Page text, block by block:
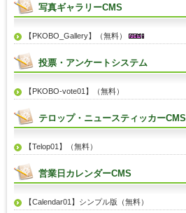
写真ギャラリーCMS
【PKOBO_Gallery】（無料）
投票・アンケートシステム
【PKOBO-vote01】（無料）
テロップ・ニュースティッカーCMS
【Telop01】（無料）
営業日カレンダーCMS
【Calendar01】シンプル版（無料）